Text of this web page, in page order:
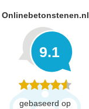
Onlinebetonstenen.nl
9.1
gebaseerd op